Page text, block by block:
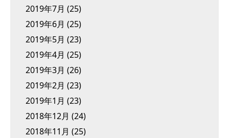
2019年7月 (25)
2019年6月 (25)
2019年5月 (23)
2019年4月 (25)
2019年3月 (26)
2019年2月 (23)
2019年1月 (23)
2018年12月 (24)
2018年11月 (25)